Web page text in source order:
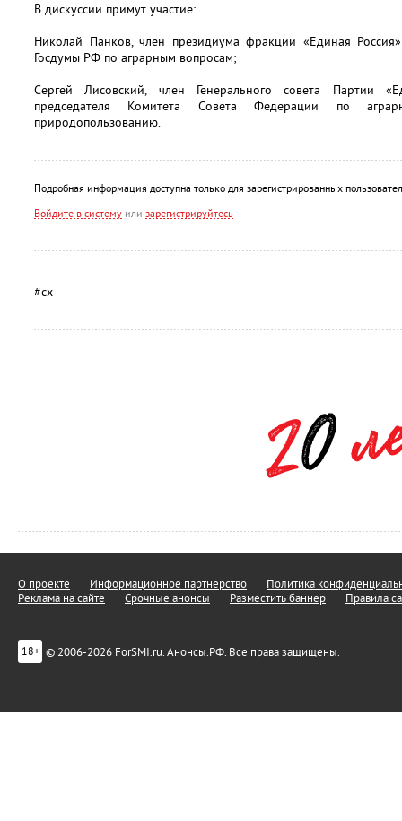
В дискуссии примут участие:
Николай Панков, член президиума фракции «Единая
Госдумы РФ по аграрным вопросам;
Сергей Лисовский, член Генерального совета Партии
председателя Комитета Совета Федерации по
природопользованию.
Подробная информация доступна только для зарегистрированных
Войдите в систему или зарегистрируйтесь
#сх
О проекте Информационное партнерство
Политика
Реклама на сайте
Срочные анонсы Разместить баннер Правила
18+ © 2006-2026 ForSMI.ru. Анонсы.РФ. Все права защищены.